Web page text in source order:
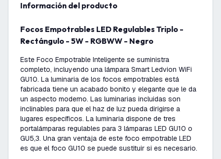
información del producto
Focos Empotrables LED Regulables Triplo -
Rectángulo - 5W - RGBWW - Negro
Este Foco Empotrable Inteligente se suministra
completo, incluyendo una lámpara Smart Ledvion WiFi
GU10. La luminaria de los focos empotrables está
fabricada tiene un acabado bonito y elegante que le da
un aspecto moderno. Las luminarias incluidas son
inclinables para que el haz de luz pueda dirigirse a
lugares específicos. La luminaria dispone de tres
portalámparas regulables para 3 lámparas LED GU10 o
GU5,3. Una gran ventaja de este foco empotrable LED
es que el foco GU10 se puede sustituir si es necesario.